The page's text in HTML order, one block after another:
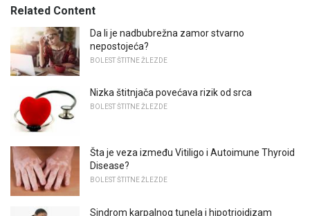
Related Content
Da li je nadbubrežna zamor stvarno
nepostojeća?
BOLEST ŠTITNE ŽLEZDE
Nizka štitnjača povećava rizik od srca
BOLEST ŠTITNE ŽLEZDE
Šta je veza između Vitiligo i Autoimune Thyroid
Disease?
BOLEST ŠTITNE ŽLEZDE
Sindrom karpalnog tunela i hipotrioidizam